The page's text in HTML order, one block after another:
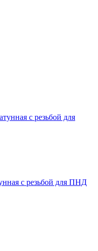
с резьбой для ПНД